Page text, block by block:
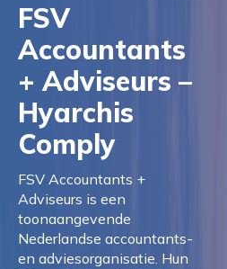
FSV
Accountants
+ Adviseurs –
Hyarchis
Comply
FSV Accountants +
Adviseurs is een
toonaangevende
Nederlandse accountants-
en adviesorganisatie. Hun